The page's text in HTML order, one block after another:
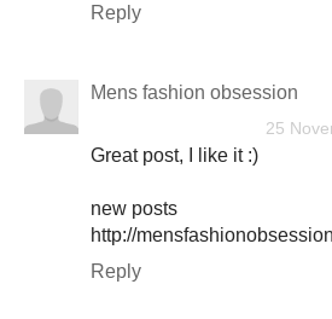
Reply
Mens fashion obsession
25
Great post, I like it :)
new posts
http://
Reply